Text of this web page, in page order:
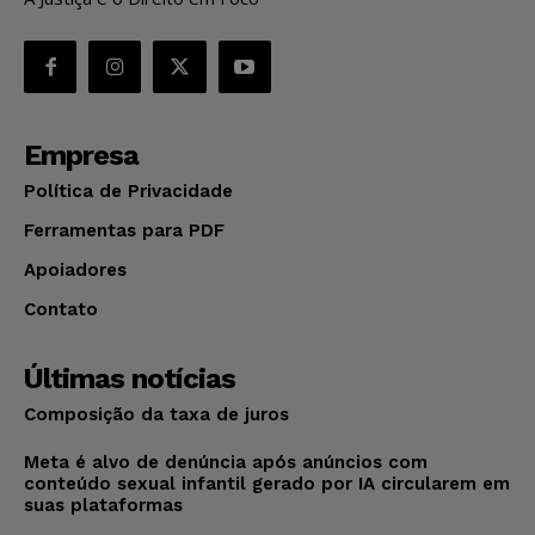
Empresa
Política de Privacidade
Ferramentas para PDF
Apoiadores
Contato
Últimas notícias
Composição da taxa de juros
Meta é alvo de denúncia após anúncios com
conteúdo sexual infantil gerado por IA circularem em
suas plataformas